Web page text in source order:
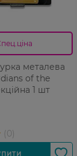
металева
of the
1 шт